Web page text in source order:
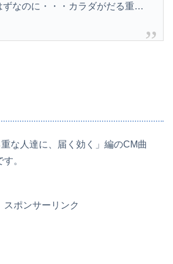
ずなのに・・・カラダがだる重…
な人達に、届く効く」編のCM曲
。
スポンサーリンク